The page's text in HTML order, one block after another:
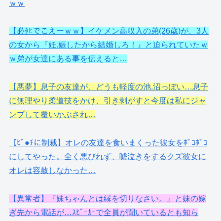
ｗｗ
【必ﾀﾋでこえーｗｗ】イケメン高収入の弟(26歳)が、3人
の女から『妊.娠したから結婚しろ！』と迫られていたｗ
ｗ弟が女達にある事を伝えると…
【悪夢】息子の友達が、どうも軽度の池.沼っぽい…息子
に無理やり柔道技をかけ、引き剥がすと今度は私にジャ
ンプして覆いかぶされ…
【ﾋﾞ●ﾁに制裁】オレの友達を食いまくった彼女をﾎﾞｺﾎﾞｺ
にしてやった。全く悪びれず、嘘泣きをするクズ彼女に
オレは容赦しなかった…
【異常者】『妹ちゃんとは縁を切りなさい。』と妹の嫁
ぎ先から電話が…ｽﾋﾟｰｶｰで全員が聞いているとも知ら